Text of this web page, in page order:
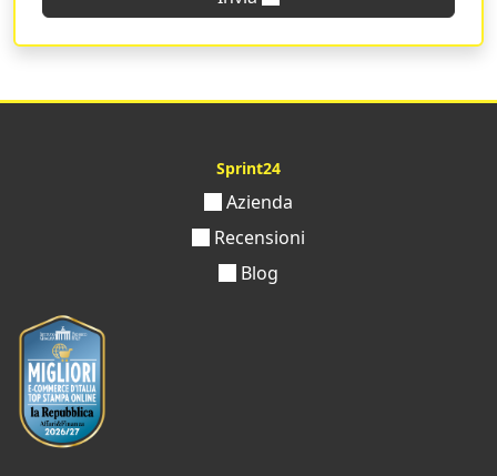
partecipazioni di matrimonio eleganti e di qualità
sono a portata di click, vi basterà compilare il form di
Sprint24
Azienda
Recensioni
Blog